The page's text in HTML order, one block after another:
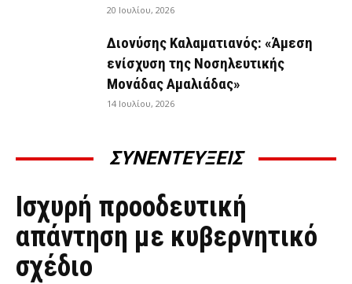
20 Ιουλίου, 2026
Διονύσης Καλαματιανός: «Άμεση
ενίσχυση της Νοσηλευτικής
Μονάδας Αμαλιάδας»
14 Ιουλίου, 2026
ΣΥΝΕΝΤΕΥΞΕΙΣ
ΣΥΝΕΝΤΕΎΞΕΙΣ
Ισχυρή προοδευτική
απάντηση με κυβερνητικό
σχέδιο